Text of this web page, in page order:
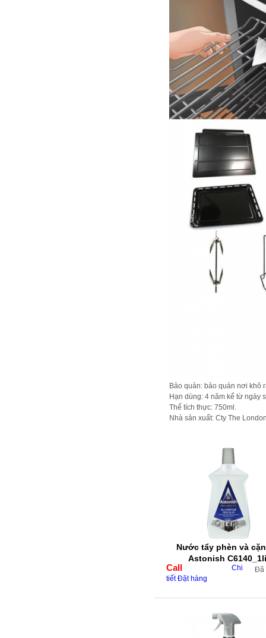
Bảo quản: bảo quản nơi khô
Hạn dùng: 4 năm kể từ ngày
Thể tích thực: 750ml.
Nhà sản xuất: Cty The
Nước tẩy phèn và
Astonish
Call Đã
Chi
tiếtĐặt hàng